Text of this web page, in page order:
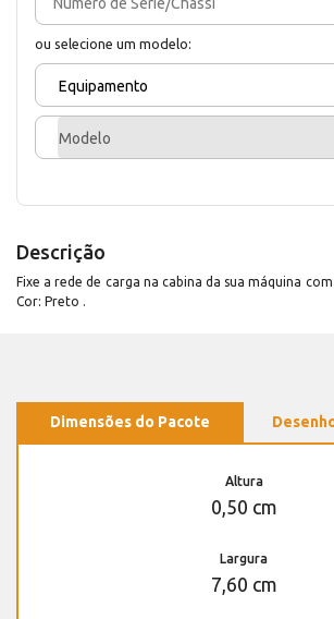
ou selecione um modelo:
Equipamento
Modelo
Descrição
Fixe a rede de carga na cabina da sua máquina
Cor: Preto .
Dimensões do Pacote
Altura
0,50 cm
Largura
7,60 cm